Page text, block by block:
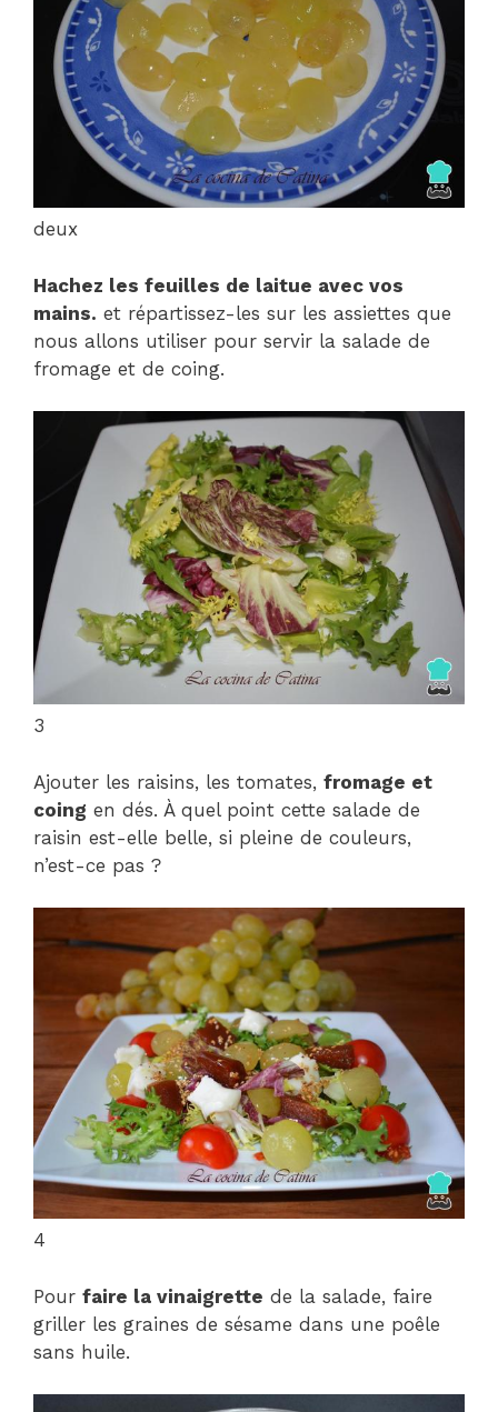
deux
Hachez les feuilles de laitue avec vos
mains. et répartissez-les sur les assiettes que
nous allons utiliser pour servir la salade de
fromage et de coing.
3
Ajouter les raisins, les tomates, fromage et
coing en dés. À quel point cette salade de
raisin est-elle belle, si pleine de couleurs,
n’est-ce pas ?
4
Pour faire la vinaigrette de la salade, faire
griller les graines de sésame dans une poêle
sans huile.